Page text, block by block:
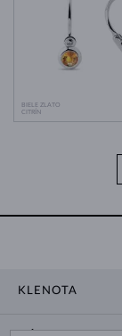
BIELE ZLATO
CITRÍN
KLENOTA